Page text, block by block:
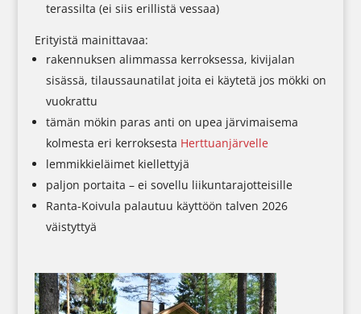
terassilta (ei siis erillistä vessaa)
Erityistä mainittavaa:
rakennuksen alimmassa kerroksessa, kivijalan
sisässä, tilaussaunatilat joita ei käytetä jos mökki on
vuokrattu
tämän mökin paras anti on upea järvimaisema
kolmesta eri kerroksesta Herttuanjärvelle
lemmikkieläimet kiellettyjä
paljon portaita – ei sovellu liikuntarajotteisille
Ranta-Koivula palautuu käyttöön talven 2026
väistyttyä